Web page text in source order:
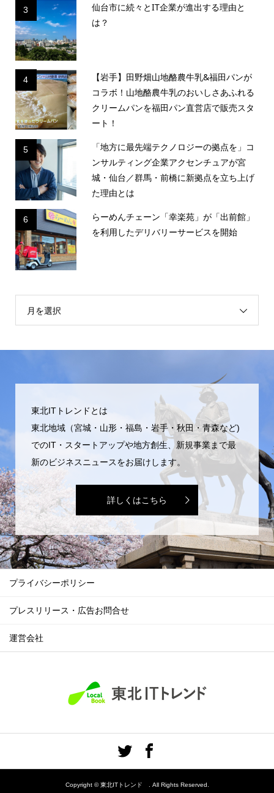
3
仙台市に続々とIT企業が進出する理由と
は？
4
【岩手】田野畑山地酪農牛乳&福田パンが
コラボ！山地酪農牛乳のおいしさあふれる
クリームパンを福田パン直営店で販売スタ
ート！
5
「地方に最先端テクノロジーの拠点を」コ
ンサルティング企業アクセンチュアが宮
城・仙台／群馬・前橋に新拠点を立ち上げ
た理由とは
6
らーめんチェーン「幸楽苑」が「出前館」
を利用したデリバリーサービスを開始
月を選択
東北ITトレンドとは
東北地域（宮城・山形・福島・岩手・秋田・青森など)
でのIT・スタートアップや地方創生、新規事業まで最
新のビジネスニュースをお届けします。
詳しくはこちら
プライバシーポリシー
プレスリリース・広告お問合せ
運営会社
Copyright ©東北ITトレンド . All Rights Reserved.